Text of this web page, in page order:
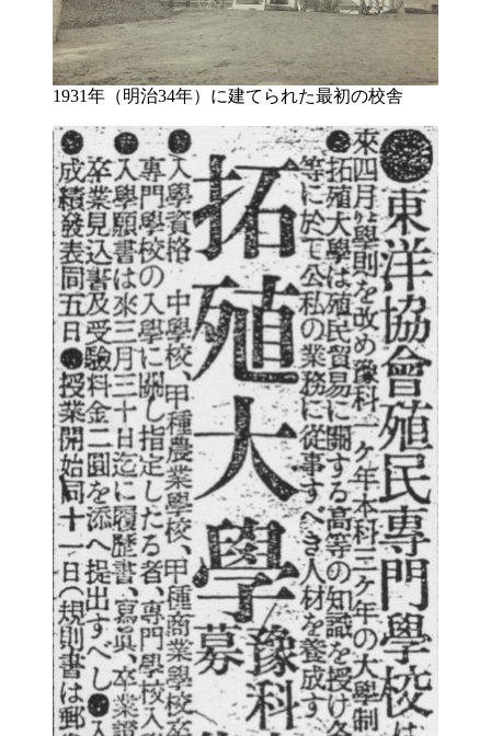
1931年（明治34年）に建てられた最初の校舎